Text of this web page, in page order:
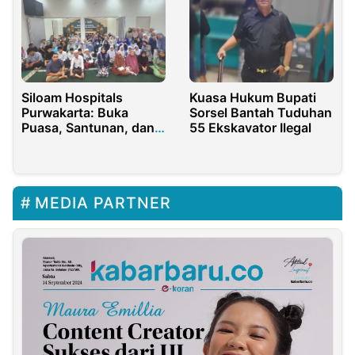
Siloam Hospitals
Purwakarta: Buka
Puasa, Santunan, dan
Kuasa Hukum Bupati
Sorsel Bantah Tuduhan
55 Ekskavator Ilegal
MEDIA PARTNER